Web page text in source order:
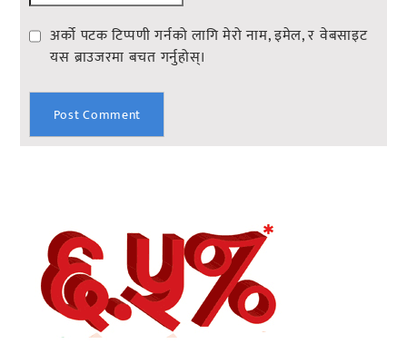
अर्को पटक टिप्पणी गर्नको लागि मेरो नाम, इमेल, र वेबसाइट
यस ब्राउजरमा बचत गर्नुहोस्।